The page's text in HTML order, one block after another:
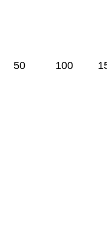
50 100